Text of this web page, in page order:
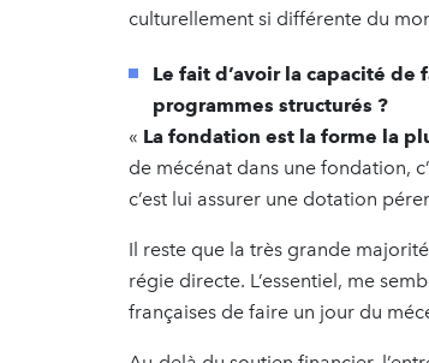
culturellement si différente du
Le fait d’avoir la capacité
programmes structurés ?
« La fondation est la forme la
de mécénat dans une fondation,
c’est lui assurer une dotation
Il reste que la très grande
régie directe. L’essentiel, me
françaises de faire un jour du